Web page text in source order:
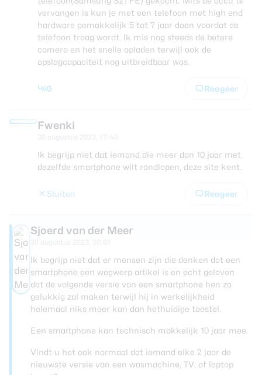
vervangen is kun je met een telefoon met high end
hardware gemakkelijk 5 tot 7 jaar doen voordat de
telefoon traag wordt. Ik mis nog steeds de betere
camera en het snelle opladen terwijl ook de
opslagcapaciteit nog uitbreidbaar was.
0 Reageer
Fwenki
Ik begrijp niet dat iemand die meer dan 10 jaar met
dezelfde smartphone wilt rondlopen, deze site kent.
Sluiten Reageer
Sjoerd van der Meer
Ik begrijp niet dat er mensen zijn die denken dat een
smartphone een wegwerp artikel is en echt geloven
dat de volgende versie van een smartphone hen zo
gelukkig zal maken terwijl hij in werkelijkheid
helemaal niks meer kan dan hethuidige toestel.
Een smartphone kan technisch makkelijk 10 jaar mee.
Vindt u het ook normaal dat iemand elke 2 jaar de
nieuwste versie van een wasmachine, TV, of laptop